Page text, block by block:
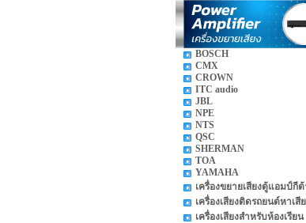
BOSCH
CMX
CROWN
ITC audio
JBL
NPE
NTS
QSC
SHERMAN
TOA
YAMAHA
เครื่องขยายเสียงตู้แอมป์กีต้
เครื่องเสียงติดรถยนต์หาเสี
เครื่องเสียงสำหรับห้องเรียน